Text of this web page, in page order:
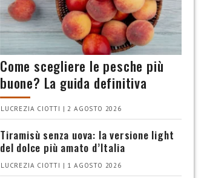
Come scegliere le pesche più
buone? La guida definitiva
LUCREZIA CIOTTI | 2 AGOSTO 2026
Tiramisù senza uova: la versione light
del dolce più amato d’Italia
LUCREZIA CIOTTI | 1 AGOSTO 2026